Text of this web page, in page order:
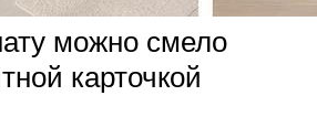
можно смело
карточкой